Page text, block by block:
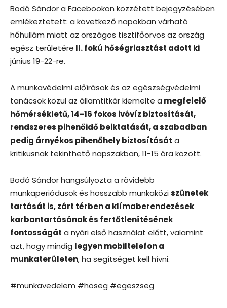
Bodó Sándor a Facebookon közzétett bejegyzésében
emlékeztetett: a következő napokban várható
hőhullám miatt az országos tisztifőorvos az ország
egész területére II. fokú hőségriasztást adott ki
június 19-22-re.
A munkavédelmi előírások és az egészségvédelmi
tanácsok közül az államtitkár kiemelte a megfelelő
hőmérsékletű, 14-16 fokos ivóvíz biztosítását,
rendszeres pihenőidő beiktatását, a szabadban
pedig árnyékos pihenőhely biztosítását a
kritikusnak tekinthető napszakban, 11-15 óra között.
Bodó Sándor hangsúlyozta a rövidebb
munkaperiódusok és hosszabb munkaköziszünetek
tartását is, zárt térben a klímaberendezések
karbantartásának és fertőtlenítésének
fontosságát a nyári első használat előtt, valamint
azt, hogy mindig legyen mobiltelefon a
munkaterületen, ha segítséget kell hívni.
#munkavedelem #hoseg #egeszseg